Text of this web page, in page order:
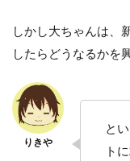
しかし大ちゃんは、
したらどうなるかを
と
ト